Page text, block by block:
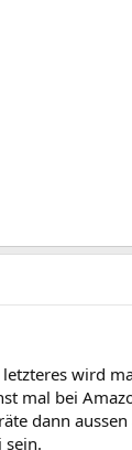
wird
mal bei
dann
sein.